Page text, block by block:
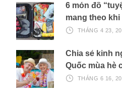
6 món đồ
mang theo
THÁNG 4 23,
Chia sẻ kinh
Quốc mùa hè
THÁNG 6 16,